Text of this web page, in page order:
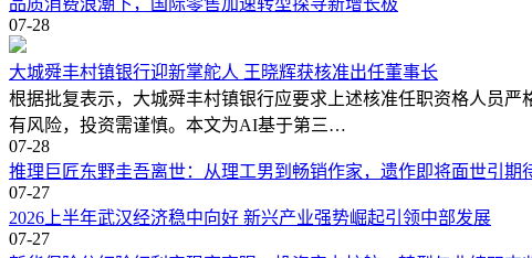
07-28
大城舜丰村镇银行迎新掌舵人 王晓辉获核准出任董事长
根据批复表示，大城舜丰村镇银行应要求上述核准任职资格人员
有风险，投资需谨慎。本文为AI基于第三…
07-28
推理巨匠东野圭吾离世：从理工男到畅销作家，遗作即将面世引期
07-27
2026上半年武汉经济稳中向好 新兴产业强势崛起引领中部发展
07-27